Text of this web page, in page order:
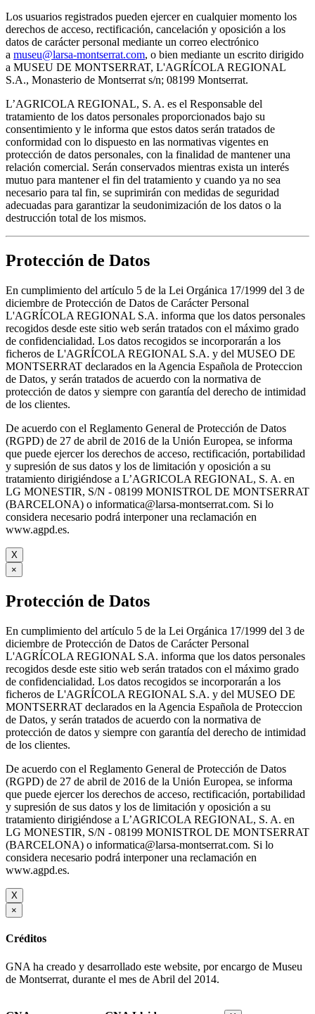
Los usuarios registrados pueden ejercer en cualquier momento los
derechos de acceso, rectificación, cancelación y oposición a los
datos de carácter personal mediante un correo electrónico
a museu@larsa-montserrat.com, o bien mediante un escrito dirigido
a MUSEU DE MONTSERRAT, L'AGRÍCOLA REGIONAL
S.A., Monasterio de Montserrat s/n; 08199 Montserrat.
L’AGRICOLA REGIONAL, S. A. es el Responsable del
tratamiento de los datos personales proporcionados bajo su
consentimiento y le informa que estos datos serán tratados de
conformidad con lo dispuesto en las normativas vigentes en
protección de datos personales, con la finalidad de mantener una
relación comercial. Serán conservados mientras exista un interés
mutuo para mantener el fin del tratamiento y cuando ya no sea
necesario para tal fin, se suprimirán con medidas de seguridad
adecuadas para garantizar la seudonimización de los datos o la
destrucción total de los mismos.
Protección de Datos
En cumplimiento del artículo 5 de la Lei Orgánica 17/1999 del 3 de
diciembre de Protección de Datos de Carácter Personal
L'AGRÍCOLA REGIONAL S.A. informa que los datos personales
recogidos desde este sitio web serán tratados con el máximo grado
de confidencialidad. Los datos recogidos se incorporarán a los
ficheros de L'AGRÍCOLA REGIONAL S.A. y del MUSEO DE
MONTSERRAT declarados en la Agencia Española de Proteccion
de Datos, y serán tratados de acuerdo con la normativa de
protección de datos y siempre con garantía del derecho de intimidad
de los clientes.
De acuerdo con el Reglamento General de Protección de Datos
(RGPD) de 27 de abril de 2016 de la Unión Europea, se informa
que puede ejercer los derechos de acceso, rectificación, portabilidad
y supresión de sus datos y los de limitación y oposición a su
tratamiento dirigiéndose a L’AGRICOLA REGIONAL, S. A. en
LG MONESTIR, S/N - 08199 MONISTROL DE MONTSERRAT
(BARCELONA) o informatica@larsa-montserrat.com. Si lo
considera necesario podrá interponer una reclamación en
www.agpd.es.
X
×
Protección de Datos
En cumplimiento del artículo 5 de la Lei Orgánica 17/1999 del 3 de
diciembre de Protección de Datos de Carácter Personal
L'AGRÍCOLA REGIONAL S.A. informa que los datos personales
recogidos desde este sitio web serán tratados con el máximo grado
de confidencialidad. Los datos recogidos se incorporarán a los
ficheros de L'AGRÍCOLA REGIONAL S.A. y del MUSEO DE
MONTSERRAT declarados en la Agencia Española de Proteccion
de Datos, y serán tratados de acuerdo con la normativa de
protección de datos y siempre con garantía del derecho de intimidad
de los clientes.
De acuerdo con el Reglamento General de Protección de Datos
(RGPD) de 27 de abril de 2016 de la Unión Europea, se informa
que puede ejercer los derechos de acceso, rectificación, portabilidad
y supresión de sus datos y los de limitación y oposición a su
tratamiento dirigiéndose a L’AGRICOLA REGIONAL, S. A. en
LG MONESTIR, S/N - 08199 MONISTROL DE MONTSERRAT
(BARCELONA) o informatica@larsa-montserrat.com. Si lo
considera necesario podrá interponer una reclamación en
www.agpd.es.
X
×
Créditos
GNA ha creado y desarrollado este website, por encargo de Museu
de Montserrat, durante el mes de Abril del 2014.